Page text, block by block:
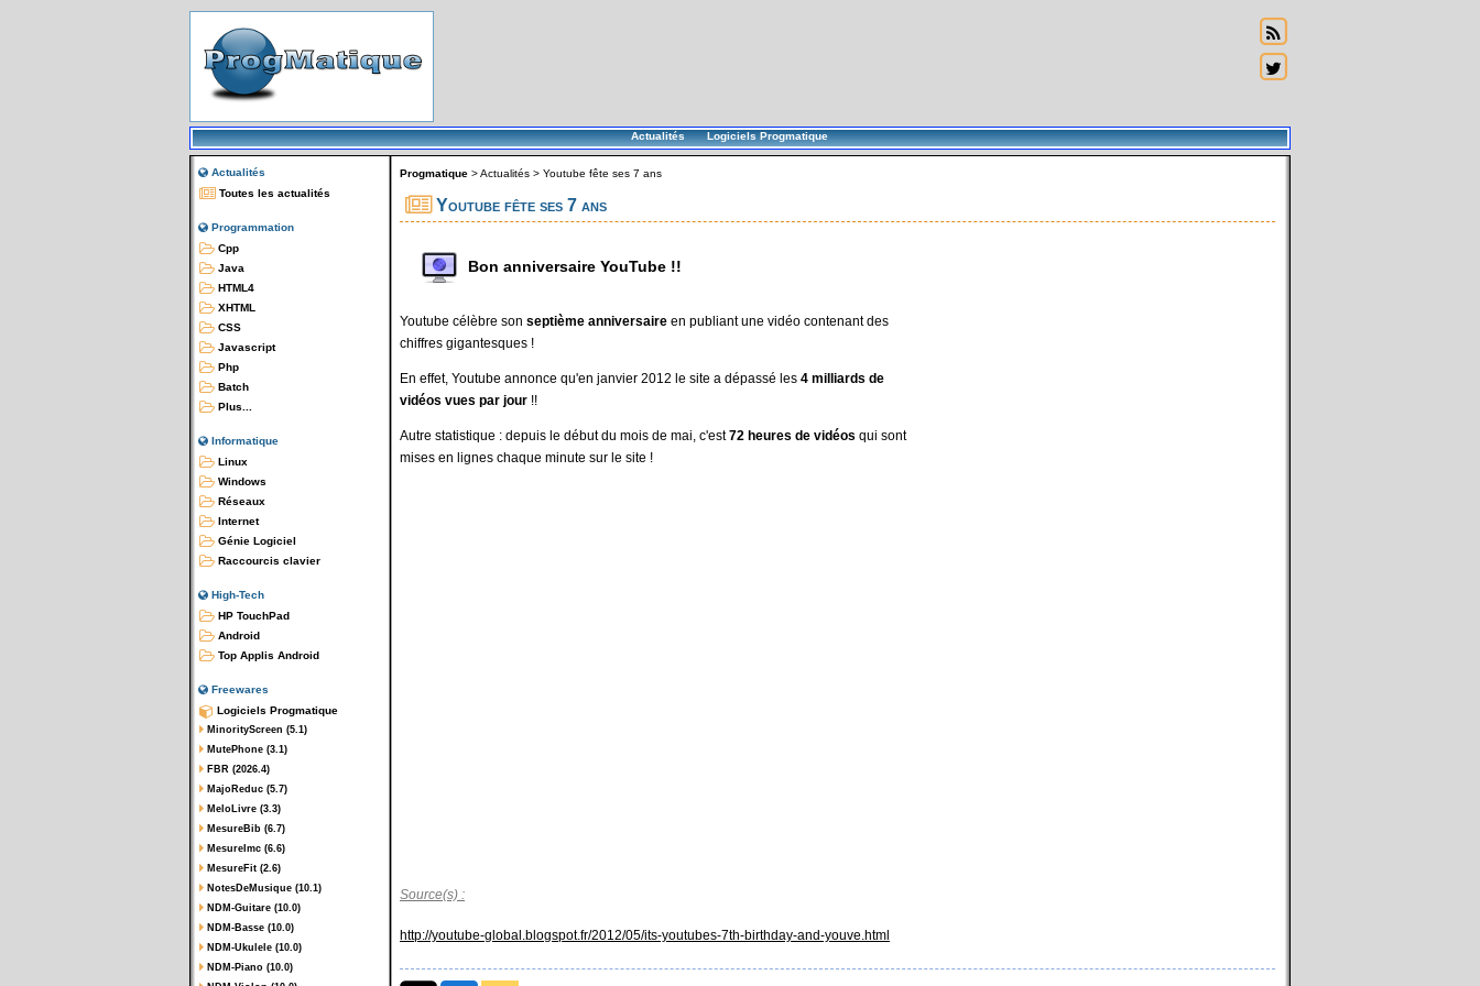
Actualités Logiciels Progmatique
Actualités
Toutes les actualités
Programmation
Cpp
Java
HTML4
XHTML
CSS
Javascript
Php
Batch
Plus...
Informatique
Linux
Windows
Réseaux
Internet
Génie Logiciel
Raccourcis clavier
High-Tech
HP TouchPad
Android
Top Applis Android
Freewares
Logiciels Progmatique
MinorityScreen (5.1)
MutePhone (3.1)
FBR (2026.4)
MajoReduc (5.7)
MeloLivre (3.3)
MesureBib (6.7)
MesureImc (6.6)
MesureFit (2.6)
NotesDeMusique (10.1)
NDM-Guitare (10.0)
NDM-Basse (10.0)
NDM-Ukulele (10.0)
NDM-Piano (10.0)
Progmatique >Actualités > Youtube fête ses 7 ans
Youtube fête ses 7 ans
Bon anniversaire YouTube !!
Youtube célèbre son septième anniversaire en publiant une vidéo contenant des
chiffres gigantesques !
En effet, Youtube annonce qu'en janvier 2012 le site a dépassé les 4 milliards de
vidéos vues par jour !!
Autre statistique : depuis le début du mois de mai, c'est72 heures de vidéos qui sont
mises en lignes chaque minute sur le site !
Source(s) :
http://youtube-global.blogspot.fr/2012/05/its-youtubes-7th-birthday-and-youve.html